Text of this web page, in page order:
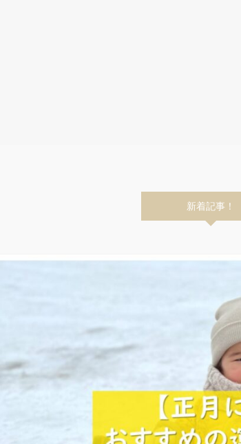
新着記事！